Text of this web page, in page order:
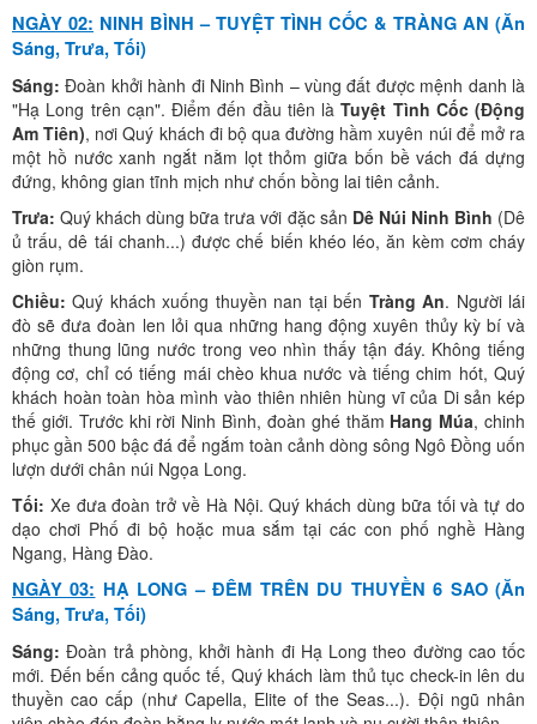
NGÀY 02: NINH BÌNH – TUYỆT TÌNH CỐC & TRÀNG AN (Ăn
Sáng, Trưa, Tối)
Sáng: Đoàn khởi hành đi Ninh Bình – vùng đất được mệnh danh là
"Hạ Long trên cạn". Điểm đến đầu tiên làTuyệt Tình Cốc (Động
Am Tiên), nơi Quý khách đi bộ qua đường hầm xuyên núi để mở ra
một hồ nước xanh ngắt nằm lọt thỏm giữa bốn bề vách đá dựng
đứng, không gian tĩnh mịch như chốn bồng lai tiên cảnh.
Trưa: Quý khách dùng bữa trưa với đặc sản Dê Núi Ninh Bình (Dê
ủ trấu, dê tái chanh...) được chế biến khéo léo, ăn kèm cơm cháy
giòn rụm.
Chiều: Quý khách xuống thuyền nan tại bến Tràng An. Người lái
đò sẽ đưa đoàn len lỏi qua những hang động xuyên thủy kỳ bí và
những thung lũng nước trong veo nhìn thấy tận đáy. Không tiếng
động cơ, chỉ có tiếng mái chèo khua nước và tiếng chim hót, Quý
khách hoàn toàn hòa mình vào thiên nhiên hùng vĩ của Di sản kép
thế giới. Trước khi rời Ninh Bình, đoàn ghé thăm Hang Múa, chinh
phục gần 500 bậc đá để ngắm toàn cảnh dòng sông Ngô Đồng uốn
lượn dưới chân núi Ngọa Long.
Tối: Xe đưa đoàn trở về Hà Nội. Quý khách dùng bữa tối và tự do
dạo chơi Phố đi bộ hoặc mua sắm tại các con phố nghề Hàng
Ngang, Hàng Đào.
NGÀY 03: HẠ LONG – ĐÊM TRÊN DU THUYỀN 6 SAO (Ăn
Sáng, Trưa, Tối)
Sáng: Đoàn trả phòng, khởi hành đi Hạ Long theo đường cao tốc
mới. Đến bến cảng quốc tế, Quý khách làm thủ tục check-in lên du
thuyền cao cấp (như Capella, Elite of the Seas...). Đội ngũ nhân